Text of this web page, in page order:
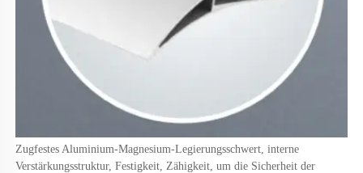
Zugfestes Aluminium-Magnesium-Legierungsschwert, interne
Verstärkungsstruktur, Festigkeit, Zähigkeit, um die Sicherheit der